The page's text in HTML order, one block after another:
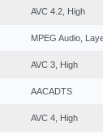
AVC 4.2, High
MPEG Audio,
AVC 3, High
AACADTS
AVC 4, High